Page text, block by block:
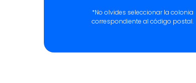
*No olvides seleccionar la colonia
correspondiente al código postal.